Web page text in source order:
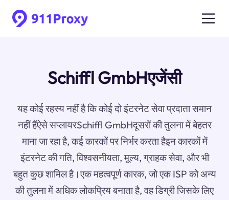
Schiffl GmbHएजेंसी
यह कोई रहस्य नहीं है कि कोई दो इंटरनेट सेवा प्रदाता समान
नहीं हैंऐसे सप्लायरSchiffl GmbHदूसरों की तुलना में बेहतर
माना जा रहा है, कई कारकों पर निर्भर करता हैइन कारकों में
इंटरनेट की गति, विश्वसनीयता, मूल्य, ग्राहक सेवा, और भी
बहुत कुछ शामिल है।एक महत्वपूर्ण कारक, जो एक ISP को अन्य
की तुलना में अधिक लोकप्रिय बनाता है, वह डिग्री जिसके लिए